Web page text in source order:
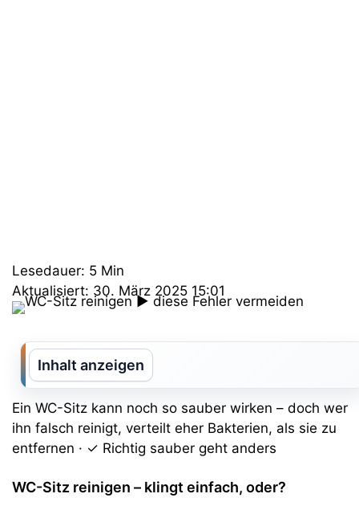
Lesedauer: 5 Min
Aktualisiert: 30. März 2025 15:01
Inhalt anzeigen
Ein WC-Sitz kann noch so sauber wirken – doch wer
ihn falsch reinigt, verteilt eher Bakterien, als sie zu
entfernen · ✓ Richtig sauber geht anders
WC-Sitz reinigen – klingt einfach, oder?